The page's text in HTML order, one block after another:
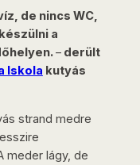
de nincs WC,
a
–derült
Iskola kutyás
strand medre
meder lágy, de